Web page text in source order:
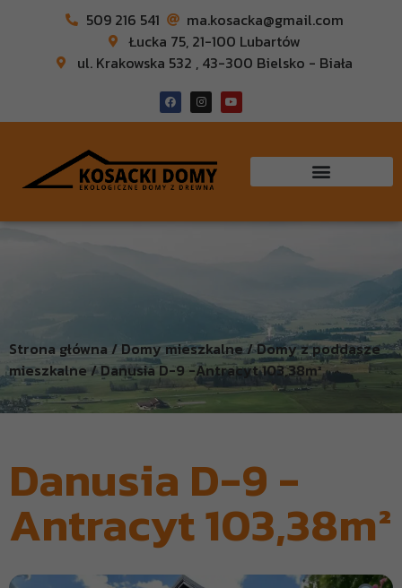
509 216 541
ma.kosacka@gmail.com
Łucka 75, 21-100 Lubartów
ul. Krakowska 532 , 43-300 Bielsko - Biała
Strona główna / Domy mieszkalne / Domy z poddasze
mieszkalne / Danusia D-9 -Antracyt 103,38m²
Danusia D-9 -
Antracyt 103,38m²